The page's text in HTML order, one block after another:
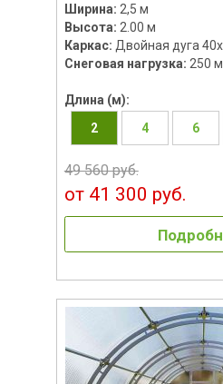
Ширина: 2,5 м
Высота: 2.00 м
Каркас: Двойная дуга
Снеговая нагрузка: 250
Длина (м):
2
4 6
49 560 руб.
от 41 300 руб.